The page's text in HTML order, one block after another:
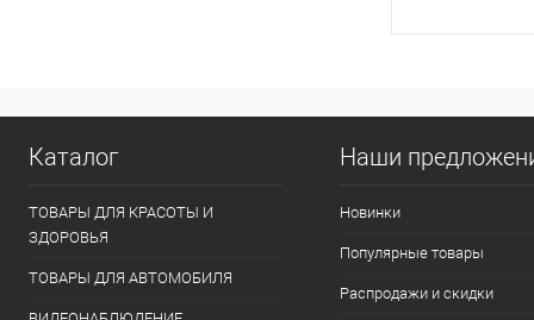
Каталог
ТОВАРЫ ДЛЯ КРАСОТЫ И
ЗДОРОВЬЯ
ТОВАРЫ ДЛЯ АВТОМОБИЛЯ
Наши
Новинки
Популярные товары
Распродажи и скидки